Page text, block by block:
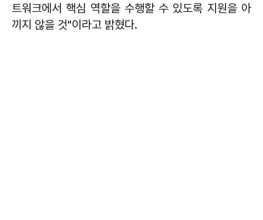
트워크에서 핵심 역할을 수행할 수 있도록 지원을 아
끼지 않을 것"이라고 밝혔다.